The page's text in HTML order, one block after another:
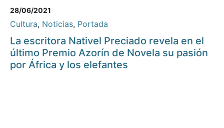
28/06/2021
Cultura, Noticias, Portada
La escritora Nativel Preciado revela en el
último Premio Azorín de Novela su pasión
por África y los elefantes